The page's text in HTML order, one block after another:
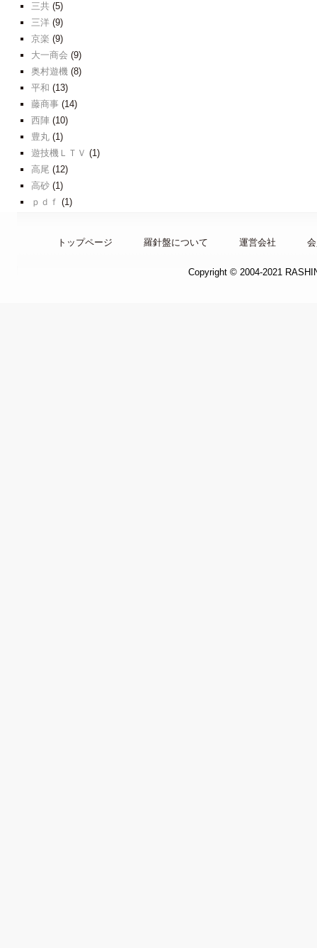
三共 (5)
三洋 (9)
京楽 (9)
大一商会 (9)
奥村遊機 (8)
平和 (13)
藤商事 (14)
西陣 (10)
豊丸 (1)
遊技機ＬＴＶ (1)
高尾 (12)
高砂 (1)
ｐｄｆ (1)
トップページ 羅針盤について 運営会社
Copyright © 2004-2021